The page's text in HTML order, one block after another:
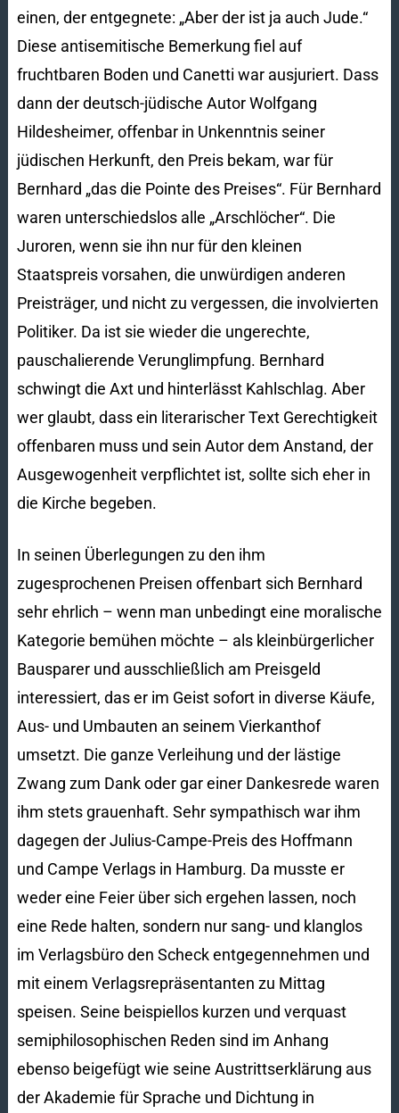
einen, der entgegnete: „Aber der ist ja auch Jude.“
Diese antisemitische Bemerkung fiel auf
fruchtbaren Boden und Canetti war ausjuriert. Dass
dann der deutsch-jüdische Autor Wolfgang
Hildesheimer, offenbar in Unkenntnis seiner
jüdischen Herkunft, den Preis bekam, war für
Bernhard „das die Pointe des Preises“. Für Bernhard
waren unterschiedslos alle „Arschlöcher“. Die
Juroren, wenn sie ihn nur für den kleinen
Staatspreis vorsahen, die unwürdigen anderen
Preisträger, und nicht zu vergessen, die involvierten
Politiker. Da ist sie wieder die ungerechte,
pauschalierende Verunglimpfung. Bernhard
schwingt die Axt und hinterlässt Kahlschlag. Aber
wer glaubt, dass ein literarischer Text Gerechtigkeit
offenbaren muss und sein Autor dem Anstand, der
Ausgewogenheit verpflichtet ist, sollte sich eher in
die Kirche begeben.
In seinen Überlegungen zu den ihm
zugesprochenen Preisen offenbart sich Bernhard
sehr ehrlich – wenn man unbedingt eine moralische
Kategorie bemühen möchte – als kleinbürgerlicher
Bausparer und ausschließlich am Preisgeld
interessiert, das er im Geist sofort in diverse Käufe,
Aus- und Umbauten an seinem Vierkanthof
umsetzt. Die ganze Verleihung und der lästige
Zwang zum Dank oder gar einer Dankesrede waren
ihm stets grauenhaft. Sehr sympathisch war ihm
dagegen der Julius-Campe-Preis des Hoffmann
und Campe Verlags in Hamburg. Da musste er
weder eine Feier über sich ergehen lassen, noch
eine Rede halten, sondern nur sang- und klanglos
im Verlagsbüro den Scheck entgegennehmen und
mit einem Verlagsrepräsentanten zu Mittag
speisen. Seine beispiellos kurzen und verquast
semiphilosophischen Reden sind im Anhang
ebenso beigefügt wie seine Austrittserklärung aus
der Akademie für Sprache und Dichtung in